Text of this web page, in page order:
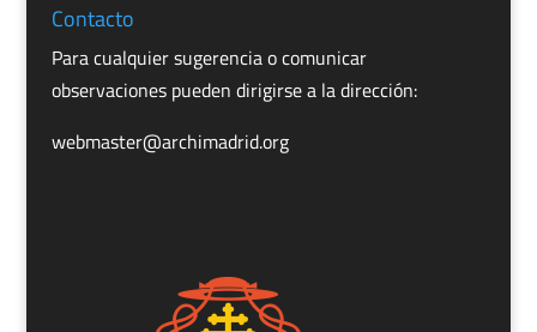
Contacto
Para cualquier sugerencia o comunicar
observaciones pueden dirigirse a la dirección:
webmaster@archimadrid.org